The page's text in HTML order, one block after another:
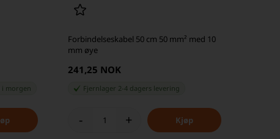
i morgen
Forbindelseskabel 50 cm 50 mm² med 10
mm øye
241,25 NOK
Fjernlager 2-4 dagers levering
- +